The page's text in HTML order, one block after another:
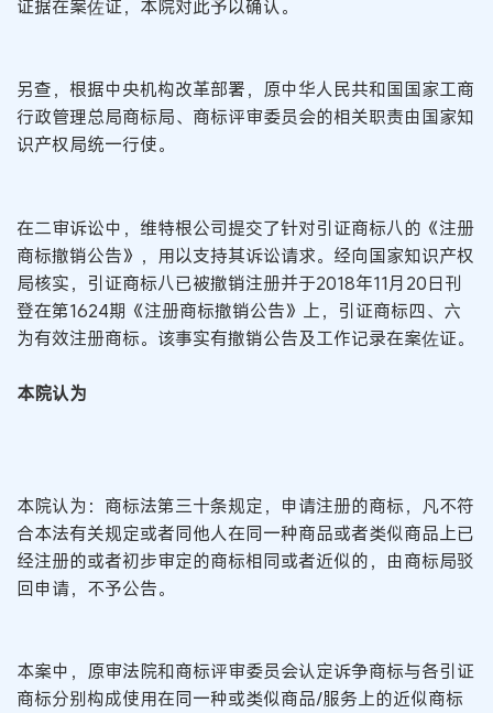
证据在案佐证，本院对此予以确认。
另查，根据中央机构改革部署，原中华人民共和国国家工商
行政管理总局商标局、商标评审委员会的相关职责由国家知
识产权局统一行使。
在二审诉讼中，维特根公司提交了针对引证商标八的《注册
商标撤销公告》，用以支持其诉讼请求。经向国家知识产权
局核实，引证商标八已被撤销注册并于2018年11月20日刊
登在第1624期《注册商标撤销公告》上，引证商标四、六
为有效注册商标。该事实有撤销公告及工作记录在案佐证。
本院认为
本院认为：商标法第三十条规定，申请注册的商标，凡不符
合本法有关规定或者同他人在同一种商品或者类似商品上已
经注册的或者初步审定的商标相同或者近似的，由商标局驳
回申请，不予公告。
本案中，原审法院和商标评审委员会认定诉争商标与各引证
商标分别构成使用在同一种或类似商品/服务上的近似商标